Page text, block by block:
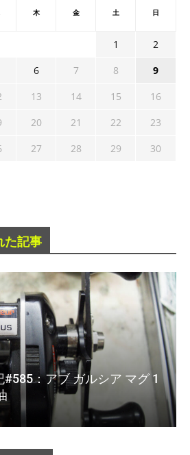
木 金 土 日
1
2
6 7 8
9
13 14 15
16
20 21 22
23
27 28 29
30
た記事
#585：アブ ガルシア マグ 1